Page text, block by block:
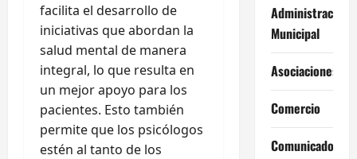
facilita el desarrollo de
iniciativas que abordan la
salud mental de manera
integral, lo que resulta en
un mejor apoyo para los
pacientes. Esto también
permite que los psicólogos
estén al tanto de los
Administración
Municipal
Asociaciones
Comercio
Comunicados